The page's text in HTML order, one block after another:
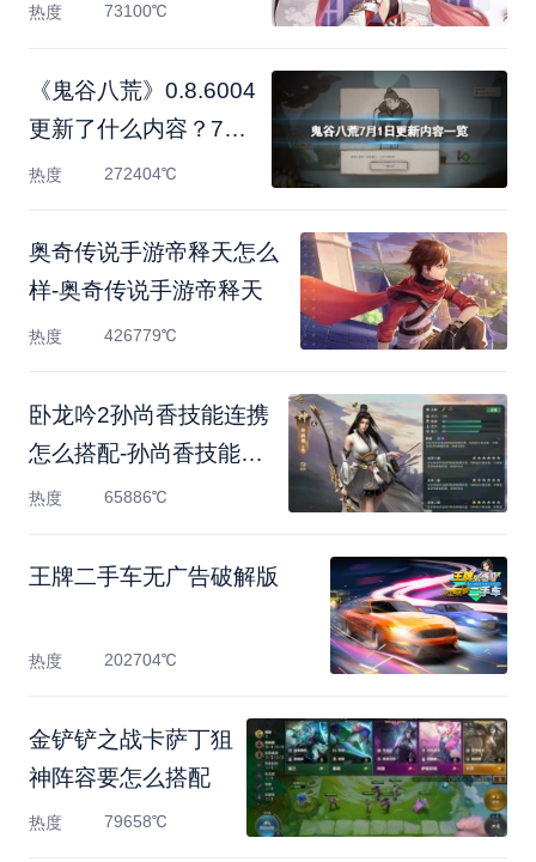
热度 73100℃
《鬼谷八荒》0.8.6004
更新了什么内容？7月
1日更新
热度 272404℃
奥奇传说手游帝释天怎么
样-奥奇传说手游帝释天
热度 426779℃
卧龙吟2孙尚香技能连携
怎么搭配-孙尚香技能连
携
热度 65886℃
王牌二手车无广告破解版
热度 202704℃
金铲铲之战卡萨丁狙
神阵容要怎么搭配
热度 79658℃